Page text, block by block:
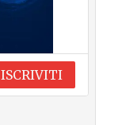
ISCRIVITI